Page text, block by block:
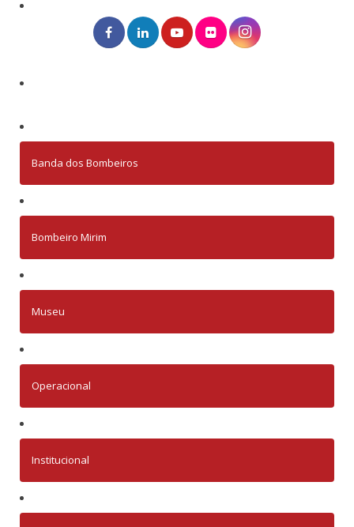
Banda dos Bombeiros
Bombeiro Mirim
Museu
Operacional
Institucional